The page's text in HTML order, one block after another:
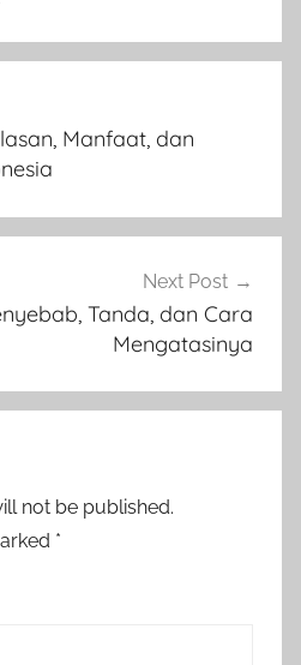
Manfaat, dan
Next Post
Tanda, dan Cara
Mengatasinya
not be published.
*